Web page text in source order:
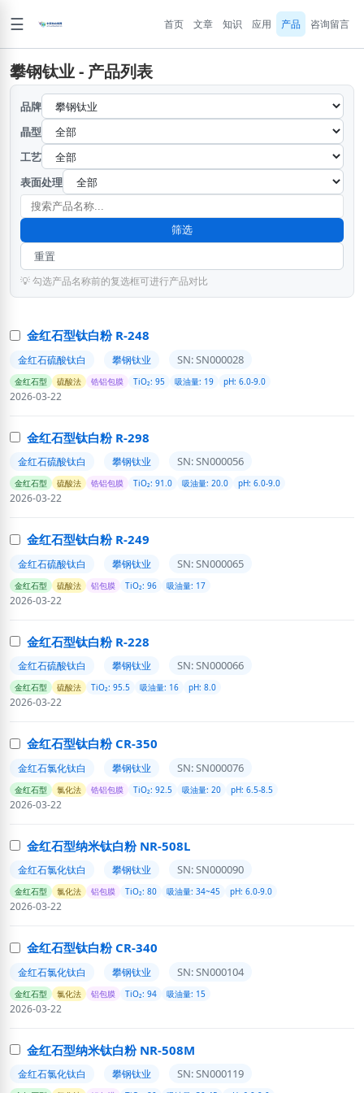
☰ 首页 文章 知识 应用 产品 咨询留言
攀钢钛业 - 产品列表
品牌
晶型
工艺
表面处理
筛选
重置
💡 勾选产品名称前的复选框可进行产品对比
金红石型钛白粉 R-248
金红石硫酸钛白 攀钢钛业 SN: SN000028
金红石型 硫酸法 锆铝包膜 TiO₂: 95 吸油量: 19 pH: 6.0-9.0
2026-03-22
金红石型钛白粉 R-298
金红石硫酸钛白 攀钢钛业 SN: SN000056
金红石型 硫酸法 锆铝包膜 TiO₂: 91.0 吸油量: 20.0 pH: 6.0-9.0
2026-03-22
金红石型钛白粉 R-249
金红石硫酸钛白 攀钢钛业 SN: SN000065
金红石型 硫酸法 铝包膜 TiO₂: 96 吸油量: 17
2026-03-22
金红石型钛白粉 R-228
金红石硫酸钛白 攀钢钛业 SN: SN000066
金红石型 硫酸法 TiO₂: 95.5 吸油量: 16 pH: 8.0
2026-03-22
金红石型钛白粉 CR-350
金红石氯化钛白 攀钢钛业 SN: SN000076
金红石型 氯化法 锆铝包膜 TiO₂: 92.5 吸油量: 20 pH: 6.5-8.5
2026-03-22
金红石型纳米钛白粉 NR-508L
金红石氯化钛白 攀钢钛业 SN: SN000090
金红石型 氯化法 铝包膜 TiO₂: 80 吸油量: 34~45 pH: 6.0-9.0
2026-03-22
金红石型钛白粉 CR-340
金红石氯化钛白 攀钢钛业 SN: SN000104
金红石型 氯化法 铝包膜 TiO₂: 94 吸油量: 15
2026-03-22
金红石型纳米钛白粉 NR-508M
金红石氯化钛白 攀钢钛业 SN: SN000119